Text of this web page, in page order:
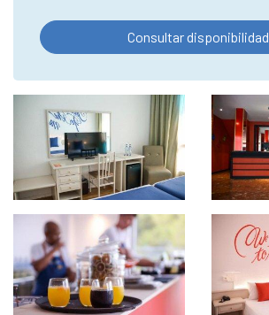
Consultar disponibilidad